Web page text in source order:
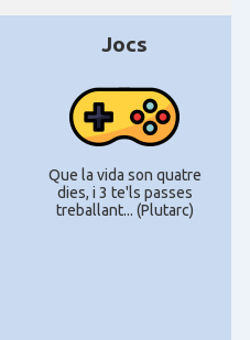
Jocs
Que la vida son quatre
dies, i 3 te'ls passes
treballant... (Plutarc)